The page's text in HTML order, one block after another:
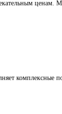
ценам.
комплексные